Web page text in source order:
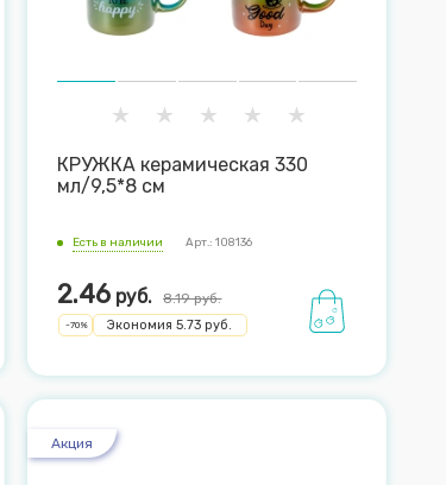
КРУЖКА керамическая 330
мл/9,5*8 см
Есть в наличии Арт.: 108136
2.46 руб. 8.19руб.
-70% Экономия5.73 руб.
Акция